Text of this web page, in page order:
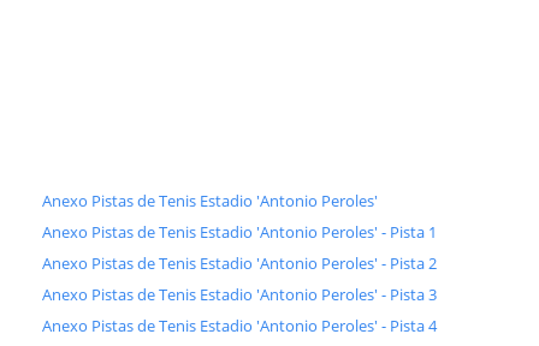
Anexo Pistas de Tenis Estadio 'Antonio Peroles'
Anexo Pistas de Tenis Estadio 'Antonio Peroles' - Pista 1
Anexo Pistas de Tenis Estadio 'Antonio Peroles' - Pista 2
Anexo Pistas de Tenis Estadio 'Antonio Peroles' - Pista 3
Anexo Pistas de Tenis Estadio 'Antonio Peroles' - Pista 4